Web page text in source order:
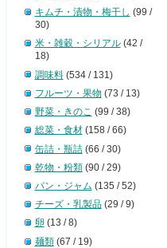
キムチ・漬物・梅干し (99 /
30)
米・雑穀・シリアル(42 /
18)
調味料(534 / 131)
フルーツ・果物 (73 / 13)
野菜・きのこ (99 / 38)
総菜・食材(158 / 66)
缶詰・瓶詰(66 / 30)
乾物・粉類(90 / 29)
パン・ジャム (135 / 52)
チーズ・乳製品(29 / 9)
卵 (13 / 8)
麺類(67 / 19)